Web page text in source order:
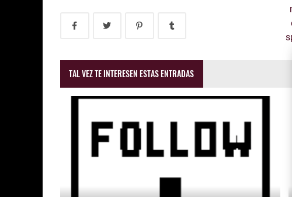
TAL VEZ TE INTERESEN ESTAS ENTRADAS